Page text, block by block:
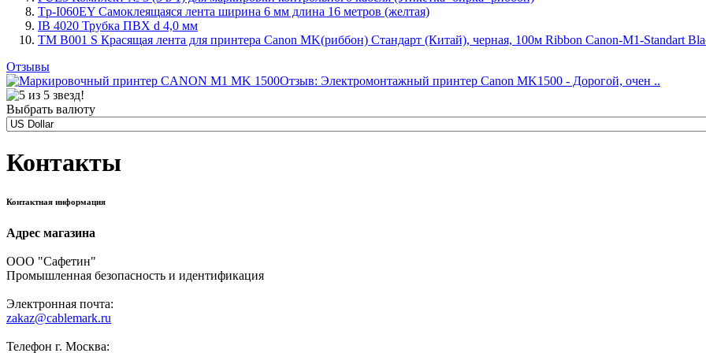
Tp-I060EY Самоклеящаяся лента ширина 6 мм длина 16 метров (желтая)
IB 4020 Трубка ПВХ d 4,0 мм
TM B001 S Красящая лента для принтера Canon MK(риббон) Стандарт (Китай), черная, 100м Ribbon Canon-M1-Standart
Отзывы
Отзыв: Электромонтажный принтер Canon MK1500 - Дорогой, очен ..
Выбрать валюту
Контакты
Контактная информация
Адрес магазина
ООО "Сафетин"
Промышленная безопасность и идентификация
Электронная почта:
zakaz@cablemark.ru
Телефон г. Москва: